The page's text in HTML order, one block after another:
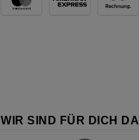
WIR SIND FÜR DICH DA